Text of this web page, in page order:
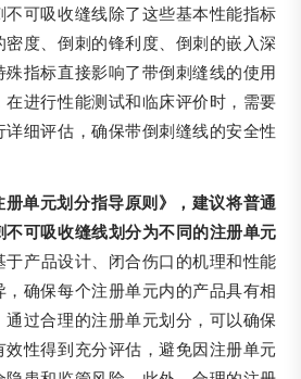
可吸收缝线除了这些基本性能指标
度、倒刺的锋利度、倒刺的嵌入深
殊指标直接影响了带倒刺缝线的使用
进行性能测试和临床评价时，需要
细评估，确保带倒刺缝线的安全性
单元划分指导原则》，建议将普通
可吸收缝线划分为不同的注册单元
于产品设计、闭合伤口的机理和性能
确保每个注册单元内的产品具有相
过合理的注册单元划分，可以确保
性得到充分评估，避免因注册单元